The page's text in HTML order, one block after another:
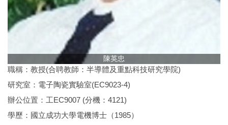
陳英忠
職稱：教授(合聘教師：半導體及重點科技研究學院)
研究室：電子陶瓷實驗室(EC9023-4)
辦公位置：工EC9007 (分機：4121)
學歷：國立成功大學電機博士（1985）